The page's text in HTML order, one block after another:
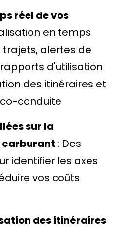
réel de vos
en temps
trajets, alertes de
d'utilisation
des itinéraires et
conduite
sur la
carburant : Des
identifier les axes
vos coûts
des itinéraires